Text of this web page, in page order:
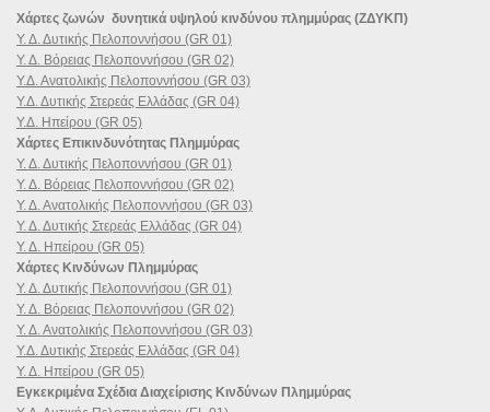
Χάρτες ζωνών δυνητικά υψηλού κινδύνου πλημμύρας (ΖΔΥΚΠ)
Υ. Δ. Δυτικής Πελοποννήσου (GR 01)
Υ. Δ. Βόρειας Πελοποννήσου (GR 02)
Υ.Δ. Ανατολικής Πελοποννήσου (GR 03)
Υ.Δ. Δυτικής Στερεάς Ελλάδας (GR 04)
Υ.Δ. Ηπείρου (GR 05)
Χάρτες Επικινδυνότητας Πλημμύρας
Υ. Δ. Δυτικής Πελοποννήσου (GR 01)
Υ. Δ. Βόρειας Πελοποννήσου (GR 02)
Υ. Δ. Ανατολικής Πελοποννήσου (GR 03)
Υ. Δ. Δυτικής Στερεάς Ελλάδας (GR 04)
Υ. Δ. Ηπείρου (GR 05)
Χάρτες Κινδύνων Πλημμύρας
Υ. Δ. Δυτικής Πελοποννήσου (GR 01)
Υ. Δ. Βόρειας Πελοποννήσου (GR 02)
Υ. Δ. Ανατολικής Πελοποννήσου (GR 03)
Υ.Δ. Δυτικής Στερεάς Ελλάδας (GR 04)
Υ. Δ. Ηπείρου (GR 05)
Εγκεκριμένα Σχέδια Διαχείρισης Κινδύνων Πλημμύρας